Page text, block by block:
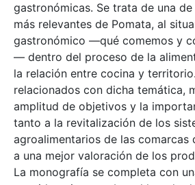
gastronómicas. Se trata de una
más relevantes de Pomata, al
gastronómico —qué comemos y
— dentro del proceso de la
la relación entre cocina y
relacionados con dicha temática,
amplitud de objetivos y la
tanto a la revitalización de los
agroalimentarios de las comarcas
a una mejor valoración de los
La monografía se completa con